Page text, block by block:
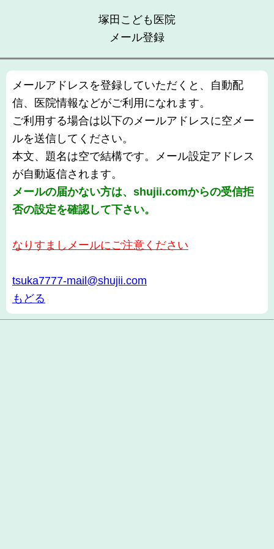
塚田こども医院
メール登録
メールアドレスを登録していただくと、自動配
信、医院情報などがご利用になれます。
ご利用する場合は以下のメールアドレスに空メー
ルを送信してください。
本文、題名は空で結構です。メール設定アドレス
が自動返信されます。
メールの届かない方は、shujii.comからの受信拒
否の設定を確認して下さい。
なりすましメールにご注意ください
tsuka7777-mail@shujii.com
もどる